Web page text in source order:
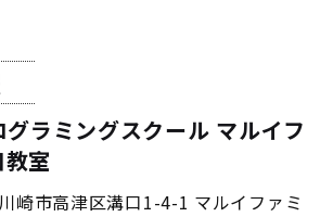
グラミングスクール マルイフ
室
崎市高津区溝口1-4-1 マルイファミ